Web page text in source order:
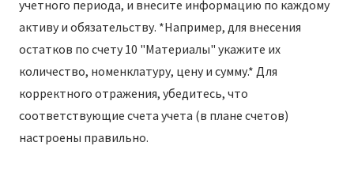
учетного периода, и внесите информацию по каждому
активу и обязательству. *Например, для внесения
остатков по счету 10 "Материалы" укажите их
количество, номенклатуру, цену и сумму.* Для
корректного отражения, убедитесь, что
соответствующие счета учета (в плане счетов)
настроены правильно.